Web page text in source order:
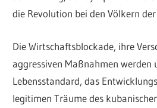
die Revolution bei den Völkern
Die Wirtschaftsblockade, ihre
aggressiven Maßnahmen werden
Lebensstandard, das
legitimen Träume des